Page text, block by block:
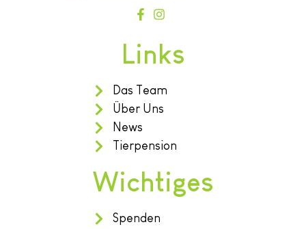
Links
Das Team
Über Uns
News
Tierpension
Wichtiges
Spenden